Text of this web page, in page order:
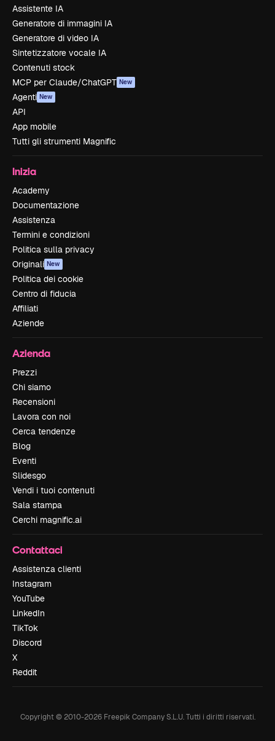
Assistente IA
Generatore di immagini IA
Generatore di video IA
Sintetizzatore vocale IA
Contenuti stock
MCP per Claude/ChatGPT New
Agenti New
API
App mobile
Tutti gli strumenti Magnific
Inizia
Academy
Documentazione
Assistenza
Termini e condizioni
Politica sulla privacy
Originali New
Politica dei cookie
Centro di fiducia
Affiliati
Aziende
Azienda
Prezzi
Chi siamo
Recensioni
Lavora con noi
Cerca tendenze
Blog
Eventi
Slidesgo
Vendi i tuoi contenuti
Sala stampa
Cerchi magnific.ai
Contattaci
Assistenza clienti
Instagram
YouTube
LinkedIn
TikTok
Discord
X
Reddit
Copyright © 2010-2026Freepik Company S.L.U. Tutti i diritti riservati.